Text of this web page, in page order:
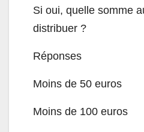
Si oui, quelle somme
distribuer ?
Réponses
Moins de 50 euros
Moins de 100 euros